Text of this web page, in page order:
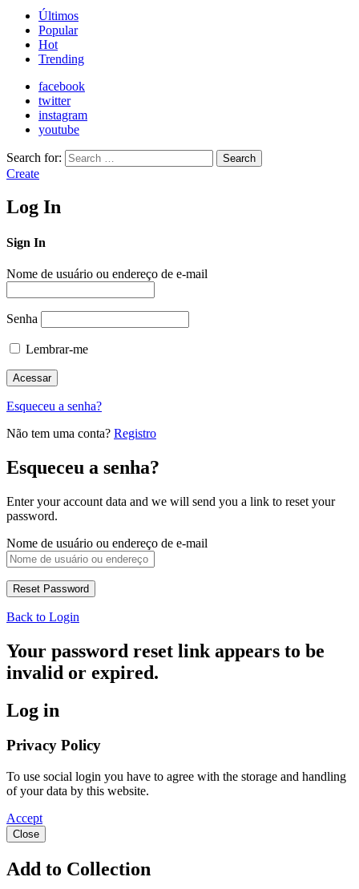
Últimos
Popular
Hot
Trending
facebook
twitter
instagram
youtube
Search for: Search
Create
Log In
Sign In
Nome de usuário ou endereço de e-mail
Senha
Lembrar-me
Esqueceu a senha?
Não tem uma conta? Registro
Esqueceu a senha?
Enter your account data and we will send you a link to reset your
password.
Nome de usuário ou endereço de e-mail
Back to Login
Your password reset link appears to be
invalid or expired.
Log in
Privacy Policy
To use social login you have to agree with the storage and handling
of your data by this website.
Accept
Close
Add to Collection